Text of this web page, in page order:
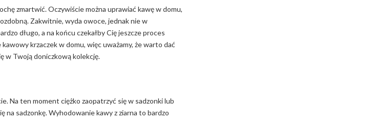
zmartwić. Oczywiście można uprawiać kawę w domu,
Zakwitnie, wyda owoce, jednak nie w
długo, a na końcu czekałby Cię jeszcze proces
krzaczek w domu, więc uważamy, że warto dać
w Twoją doniczkową kolekcję.
Na ten moment ciężko zaopatrzyć się w sadzonki lub
na sadzonkę. Wyhodowanie kawy z ziarna to bardzo